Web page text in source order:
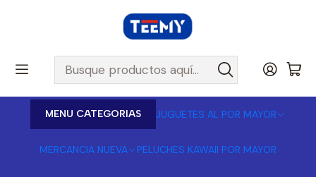
MENU CATEGORIAS JUGUETES AL POR MAYOR
MERCANCIA NUEVA PELUCHES KAWAII POR MAYOR